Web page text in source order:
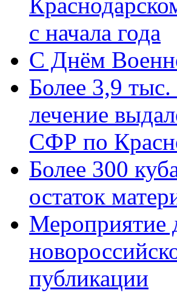
с начала года
C Днём
Более 3,9 тыс.
лечение
СФР по
Более 300
остаток
Мероприятие
публикации